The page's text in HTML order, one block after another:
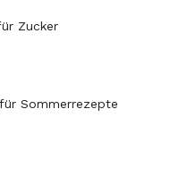
Zucker
Sommerrezepte